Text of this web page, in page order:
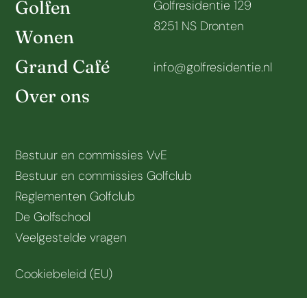
Golfen
Wonen
Grand Café
Over ons
Golfresidentie 129
8251 NS Dronten
info@golfresidentie.nl
Bestuur en commissies VvE
Bestuur en commissies Golfclub
Reglementen Golfclub
De Golfschool
Veelgestelde vragen
Cookiebeleid (EU)